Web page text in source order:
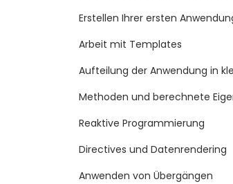
Erstellen Ihrer ersten
Arbeit mit Templates
Aufteilung der Anwendung in
Methoden und berechnete
Reaktive Programmierung
Directives und Datenrendering
Anwenden von Übergängen